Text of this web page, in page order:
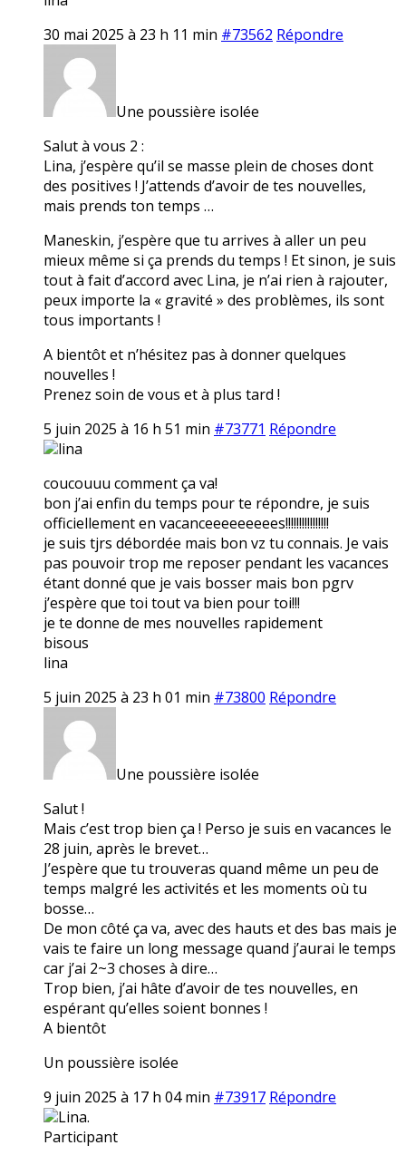
30 mai 2025 à 23 h 11 min #73562 Répondre
Une poussière isolée
Salut à vous 2 :
Lina, j’espère qu’il se masse plein de choses dont
des positives ! J’attends d’avoir de tes nouvelles,
mais prends ton temps …
Maneskin, j’espère que tu arrives à aller un peu
mieux même si ça prends du temps ! Et sinon, je suis
tout à fait d’accord avec Lina, je n’ai rien à rajouter,
peux importe la « gravité » des problèmes, ils sont
tous importants !
A bientôt et n’hésitez pas à donner quelques
nouvelles !
Prenez soin de vous et à plus tard !
5 juin 2025 à 16 h 51 min #73771 Répondre
lina
coucouuu comment ça va!
bon j’ai enfin du temps pour te répondre, je suis
officiellement en vacanceeeeeeeees!!!!!!!!!!!!!!!!
je suis tjrs débordée mais bon vz tu connais. Je vais
pas pouvoir trop me reposer pendant les vacances
étant donné que je vais bosser mais bon pgrv
j’espère que toi tout va bien pour toi!!!
je te donne de mes nouvelles rapidement
bisous
lina
5 juin 2025 à 23 h 01 min #73800 Répondre
Une poussière isolée
Salut !
Mais c’est trop bien ça ! Perso je suis en vacances le
28 juin, après le brevet…
J’espère que tu trouveras quand même un peu de
temps malgré les activités et les moments où tu
bosse…
De mon côté ça va, avec des hauts et des bas mais je
vais te faire un long message quand j’aurai le temps
car j’ai 2~3 choses à dire…
Trop bien, j’ai hâte d’avoir de tes nouvelles, en
espérant qu’elles soient bonnes !
A bientôt
Un poussière isolée
9 juin 2025 à 17 h 04 min #73917 Répondre
Lina.
Participant